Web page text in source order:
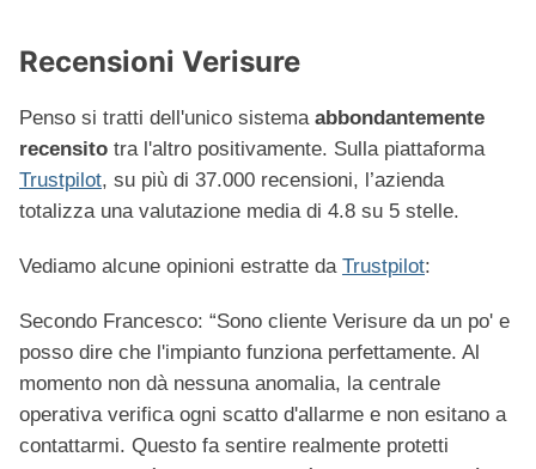
Recensioni Verisure
Penso si tratti dell'unico sistema abbondantemente
recensito tra l'altro positivamente. Sulla piattaforma
Trustpilot, su più di 37.000 recensioni, l’azienda
totalizza una valutazione media di 4.8 su 5 stelle.
Vediamo alcune opinioni estratte da Trustpilot:
Secondo Francesco: “Sono cliente Verisure da un po' e
posso dire che l'impianto funziona perfettamente. Al
momento non dà nessuna anomalia, la centrale
operativa verifica ogni scatto d'allarme e non esitano a
contattarmi. Questo fa sentire realmente protetti